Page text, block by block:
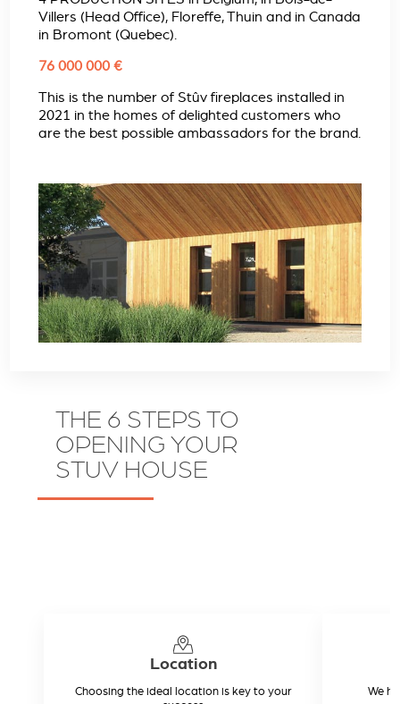
Villers (Head Office), Floreffe, Thuin and in Canada
in Bromont (Quebec).
76 000 000 €
This is the number of Stûv fireplaces installed in
2021 in the homes of delighted customers who
are the best possible ambassadors for the brand.
THE 6 STEPS TO
OPENING YOUR
STUV HOUSE
Location
Choosing the ideal location is key to your
We